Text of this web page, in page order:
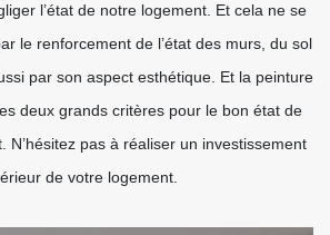
l’état de notre logement. Et cela ne se
le renforcement de l’état des murs, du sol
par son aspect esthétique. Et la peinture
deux grands critères pour le bon état de
N’hésitez pas à réaliser un investissement
de votre logement.